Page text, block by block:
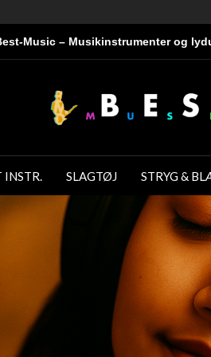
Music – Musikinstrumenter og
INSTR. SLAGTØJ STRYG &